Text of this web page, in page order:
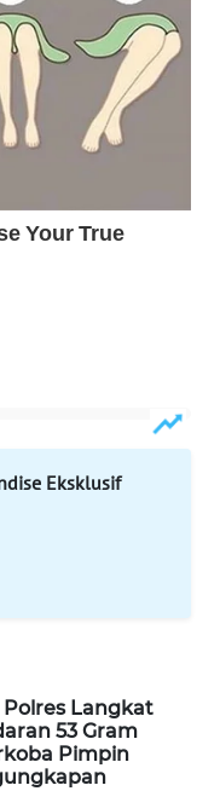
Eksklusif
Langkat
53 Gram
Pimpin